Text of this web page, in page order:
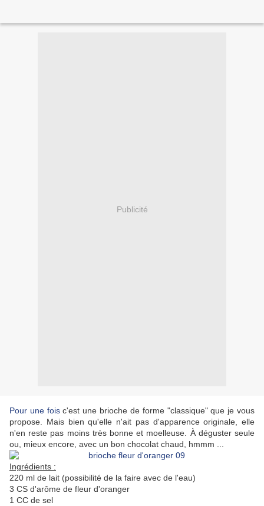
Publicité
Pour une foisc'est une brioche de forme "classique" que je vous
propose. Mais bien qu'elle n'ait pas d'apparence originale, elle
n'en reste pas moins très bonne et moelleuse. À déguster seule
ou, mieux encore, avec un bon chocolat chaud, hmmm ...
Ingrédients :
220 ml de lait (possibilité de la faire avec de l'eau)
3 CS d'arôme de fleur d'oranger
1 CC de sel